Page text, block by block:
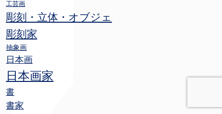
工芸画
彫刻・立体・オブジェ
彫刻家
抽象画
日本画
日本画家
書
書家